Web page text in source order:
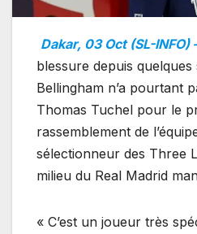
Dakar, 03 Oct (SL-INFO)
blessure depuis quelques
Bellingham n’a pourtant
Thomas Tuchel pour le
rassemblement de
sélectionneur des Three
milieu du Real Madrid
« C’est un joueur très